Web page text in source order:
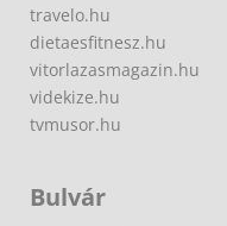
travelo.hu
dietaesfitnesz.hu
vitorlazasmagazin.hu
videkize.hu
tvmusor.hu
Bulvár